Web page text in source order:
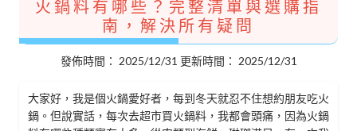
火鍋料有哪些？完整清單與選購指
南，解決所有疑問
發佈時間： 2025/12/31 更新時間： 2025/12/31
大家好，我是個火鍋愛好者，每到冬天就忍不住想約朋友吃火
鍋。但說實話，每次去超市買火鍋料，我都會頭痛，因為火鍋